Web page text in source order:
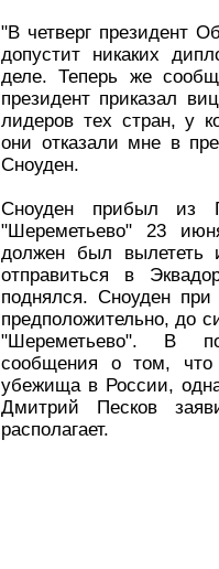
"В четверг президент
допустит никаких
деле. Теперь же
президент приказал
лидеров тех стран, у
они отказали мне в
Сноуден.
Сноуден прибыл из
"Шереметьево" 23
должен был
отправиться в
поднялся. Сноуден
предположительно, до
"Шереметьево". В
сообщения о том, что
убежища в России,
Дмитрий Песков
располагает.